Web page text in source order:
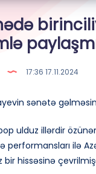
17:36 17.11.2024
sənətə
ulduz illərdir
performansları ilə
bir hissəsinə